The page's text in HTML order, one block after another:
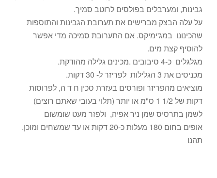
גבינות, ומערבלים בפולסים לרוטב סמיך.
על עלה הבצק מברישים את תערובת הגבינות והתוספות
שהכינונו במג'ימיקס. אם התערובת סמיכה מדי אפשר
להוסיף קצת מים.
מגלגלים כ-4 סיבובים .מכינים גלילה מהודקת.
מכניסים את 3 הגלילות לפריזר ל- 30 דקות.
מוציאים מהפריזר ופורסים בעזרת סכין ח ד ה, לפרוסות
דקות של 1/2 1 ס"מ או יותר (תלוי בעובי שאתם רוצים)
לשמן בתרסיס שמן ניר אפיה, ולפזר מעט שומשום
אופים בחום 180 מעלות כ-20 דקות או עד שמשחים ומוכן.
תהנו